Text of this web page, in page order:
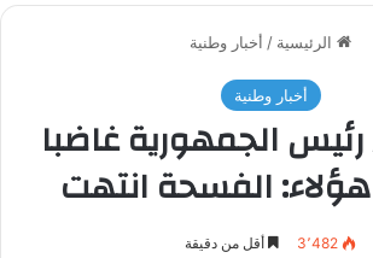
الرئيسية / أخبار وطنية
أخبار وطنية
رئيس الجمهورية غاضبا
الفسحة انتهت
3٬482 أقل من دقيقة